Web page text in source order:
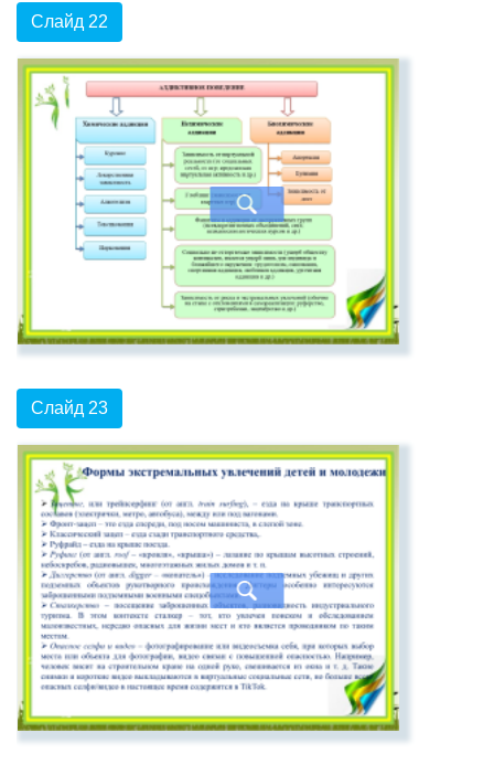
Слайд 22
Слайд 23